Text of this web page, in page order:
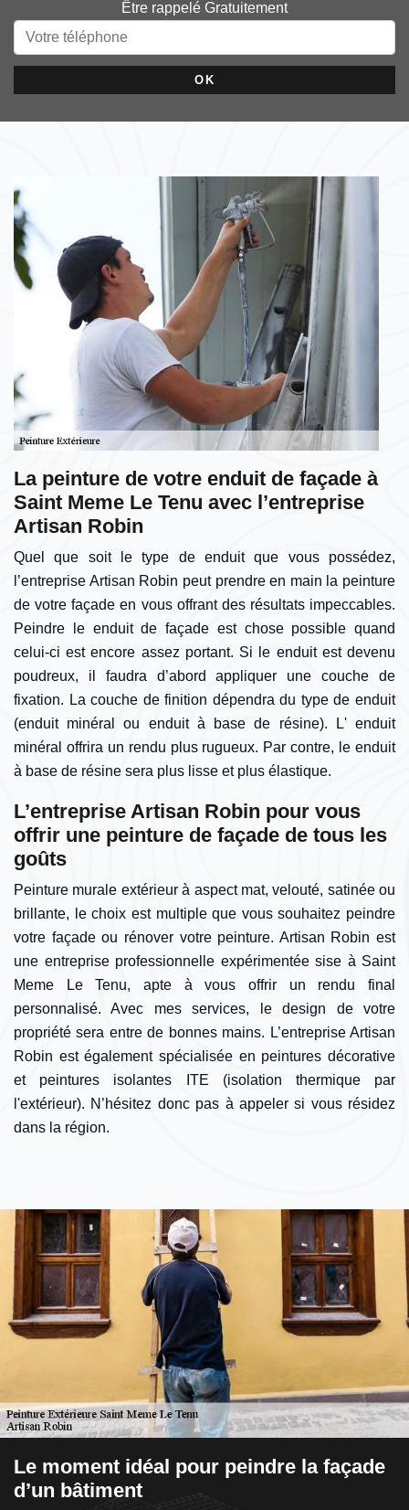
Être rappelé Gratuitement
La peinture de votre enduit de façade à
Saint Meme Le Tenu avec l’entreprise
Artisan Robin
Quel que soit le type de enduit que vous possédez,
l’entreprise Artisan Robin peut prendre en main la peinture
de votre façade en vous offrant des résultats impeccables.
Peindre le enduit de façade est chose possible quand
celui-ci est encore assez portant. Si le enduit est devenu
poudreux, il faudra d’abord appliquer une couche de
fixation. La couche de finition dépendra du type de enduit
(enduit minéral ou enduit à base de résine). L' enduit
minéral offrira un rendu plus rugueux. Par contre, le enduit
à base de résine sera plus lisse et plus élastique.
L’entreprise Artisan Robin pour vous
offrir une peinture de façade de tous les
goûts
Peinture murale extérieur à aspect mat, velouté, satinée ou
brillante, le choix est multiple que vous souhaitez peindre
votre façade ou rénover votre peinture. Artisan Robin est
une entreprise professionnelle expérimentée sise à Saint
Meme Le Tenu, apte à vous offrir un rendu final
personnalisé. Avec mes services, le design de votre
propriété sera entre de bonnes mains. L’entreprise Artisan
Robin est également spécialisée en peintures décorative
et peintures isolantes ITE (isolation thermique par
l'extérieur). N’hésitez donc pas à appeler si vous résidez
dans la région.
Le moment idéal pour peindre la façade
d’un bâtiment